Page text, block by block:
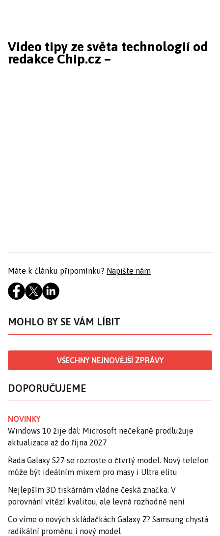
Video tipy ze světa technologií od
redakce Chip.cz –
Máte k článku připomínku? Napište nám
MOHLO BY SE VÁM LÍBIT
VŠECHNY NEJNOVĚJŠÍ ZPRÁVY
DOPORUČUJEME
NOVINKY
Windows 10 žije dál: Microsoft nečekaně prodlužuje
aktualizace až do října 2027
Řada Galaxy S27 se rozroste o čtvrtý model. Nový telefon
může být ideálním mixem pro masy i Ultra elitu
Nejlepším 3D tiskárnám vládne česká značka. V
porovnání vítězí kvalitou, ale levná rozhodně není
Co víme o nových skládačkách Galaxy Z? Samsung chystá
radikální proměnu i nový model